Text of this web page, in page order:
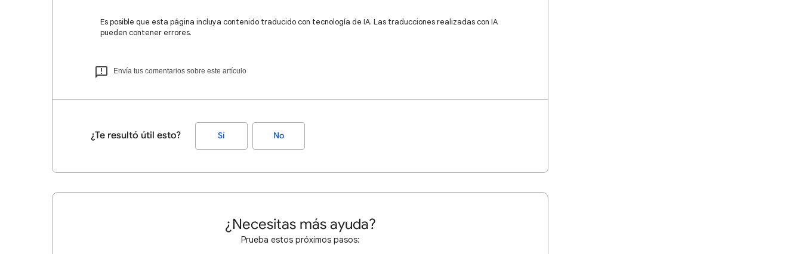
Es posible que esta página incluya contenido traducido con tecnología de IA. Las traducciones realizadas con IA
pueden contener errores.
Envía tus comentarios sobre este artículo
¿Te resultó útil esto? Sí No
¿Necesitas más ayuda?
Prueba estos próximos pasos: